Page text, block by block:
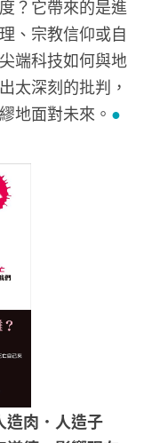
？它帶來的是進
、宗教信仰或自
端科技如何與地
太深刻的批判，
地面對未來。 ●
造肉．人造子